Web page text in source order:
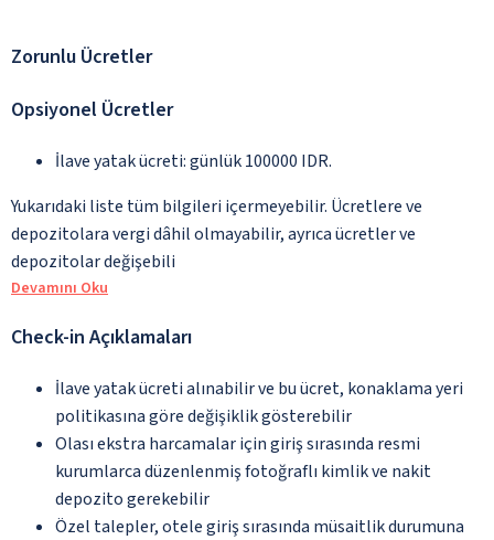
Zorunlu Ücretler
Opsiyonel Ücretler
İlave yatak ücreti: günlük 100000 IDR.
Yukarıdaki liste tüm bilgileri içermeyebilir. Ücretlere ve
depozitolara vergi dâhil olmayabilir, ayrıca ücretler ve
depozitolar değişebili
Devamını Oku
Check-in Açıklamaları
İlave yatak ücreti alınabilir ve bu ücret, konaklama yeri
politikasına göre değişiklik gösterebilir
Olası ekstra harcamalar için giriş sırasında resmi
kurumlarca düzenlenmiş fotoğraflı kimlik ve nakit
depozito gerekebilir
Özel talepler, otele giriş sırasında müsaitlik durumuna